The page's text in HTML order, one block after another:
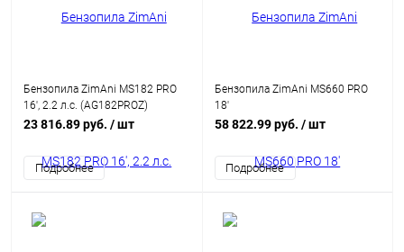
Бензопила ZimAni MS182 PRO
16', 2.2 л.с. (AG182PROZ)
23 816.89 руб. / шт
Подробнее
Бензопила ZimAni MS660 PRO
18'
58 822.99 руб. / шт
Подробнее